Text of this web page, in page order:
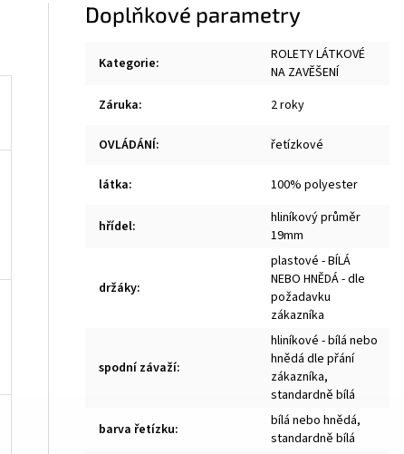
Doplňkové parametry
Kategorie:
ROLETY LÁTKOVÉ
NA ZAVĚŠENÍ
Záruka: 2 roky
OVLÁDÁNÍ: řetízkové
látka: 100% polyester
hřídel:
hliníkový průměr
19mm
držáky:
plastové - BÍLÁ
NEBO HNĚDÁ - dle
požadavku
zákazníka
spodní závaží:
hliníkové - bílá nebo
hnědá dle přání
zákazníka,
standardně bílá
barva řetízku:
bílá nebo hnědá,
standardně bílá